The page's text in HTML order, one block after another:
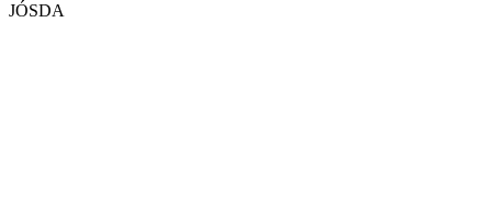
JÓSDA